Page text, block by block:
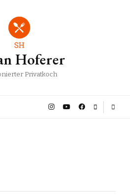
Hoferer
Privatkoch